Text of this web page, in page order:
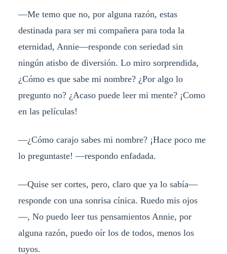
—Me temo que no, por alguna razón, estas
destinada para ser mi compañera para toda la
eternidad, Annie—responde con seriedad sin
ningún atisbo de diversión. Lo miro sorprendida,
¿Cómo es que sabe mi nombre? ¿Por algo lo
pregunto no? ¿Acaso puede leer mi mente? ¡Como
en las películas!
—¿Cómo carajo sabes mi nombre? ¡Hace poco me
lo preguntaste! —respondo enfadada.
—Quise ser cortes, pero, claro que ya lo sabía—
responde con una sonrisa cínica. Ruedo mis ojos
—, No puedo leer tus pensamientos Annie, por
alguna razón, puedo oír los de todos, menos los
tuyos.